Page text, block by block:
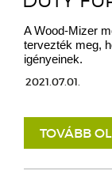
A Wood-Mizer
tervezték meg,
igényeinek.
2021.07.01.
TOVÁBB